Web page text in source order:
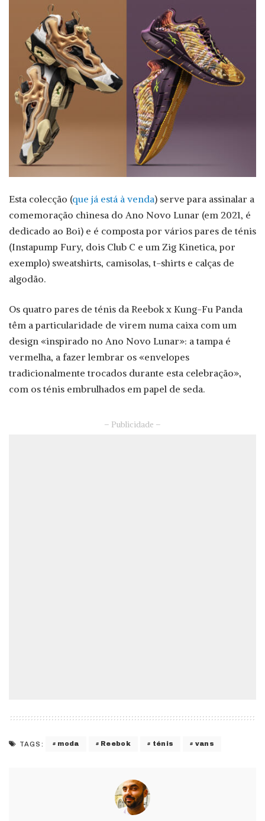
Esta colecção (que já está à venda) serve para assinalar a
comemoração chinesa do Ano Novo Lunar (em 2021, é
dedicado ao Boi) e é composta por vários pares de ténis
(Instapump Fury, dois Club C e um Zig Kinetica, por
exemplo) sweatshirts, camisolas, t-shirts e calças de
algodão.
Os quatro pares de ténis da Reebok x Kung-Fu Panda
têm a particularidade de virem numa caixa com um
design «inspirado no Ano Novo Lunar»: a tampa é
vermelha, a fazer lembrar os «envelopes
tradicionalmente trocados durante esta celebração»,
com os ténis embrulhados em papel de seda.
– Publicidade –
TAGS: moda Reebok ténis vans